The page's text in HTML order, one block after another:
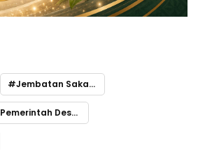
Jembatan Sakakarangan
Pemerintah Desa Sakakarangan